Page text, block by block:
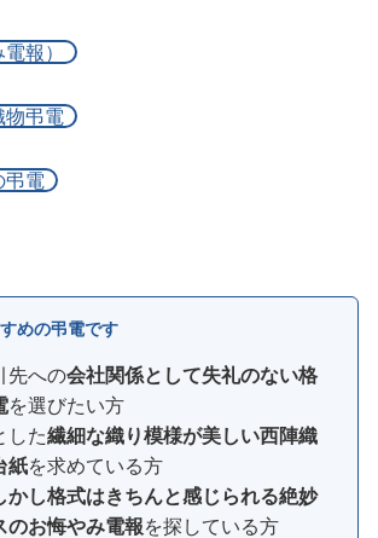
報）
物弔電
弔電
めの弔電です
先への会社関係として失礼のない格
を選びたい方
した繊細な織り模様が美しい西陣織
紙を求めている方
かし格式はきちんと感じられる絶妙
のお悔やみ電報を探している方